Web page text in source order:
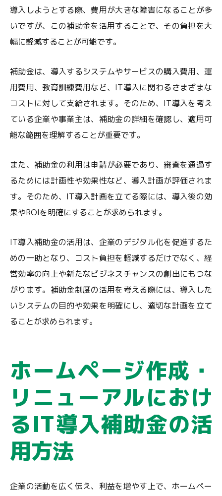
導入しようとする際、費用が大きな障害になることが多
いですが、この補助金を活用することで、その負担を大
幅に軽減することが可能です。
補助金は、導入するシステムやサービスの購入費用、運
用費用、教育訓練費用など、IT導入に関わるさまざまな
コストに対して支給されます。そのため、IT導入を考え
ている企業や事業主は、補助金の詳細を確認し、適用可
能な範囲を理解することが重要です。
また、補助金の利用は申請が必要であり、審査を通過す
るためには計画性や効果性など、導入計画が評価されま
す。そのため、IT導入計画を立てる際には、導入後の効
果やROIを明確にすることが求められます。
IT導入補助金の活用は、企業のデジタル化を促進するた
めの一助となり、コスト負担を軽減するだけでなく、経
営効率の向上や新たなビジネスチャンスの創出にもつな
がります。補助金制度の活用を考える際には、導入した
いシステムの目的や効果を明確にし、適切な計画を立て
ることが求められます。
ホームページ作成・
リニューアルにおけ
るIT導入補助金の活
用方法
企業の活動を広く伝え、利益を増やす上で、ホームペー